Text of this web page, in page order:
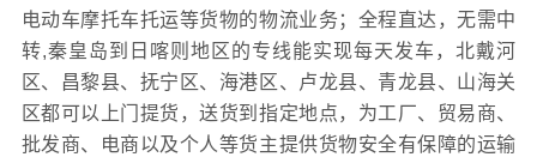
电动车摩托车托运等货物的物流业务；全程直达，无需中
转,秦皇岛到日喀则地区的专线能实现每天发车，北戴河
区、昌黎县、抚宁区、海港区、卢龙县、青龙县、山海关
区都可以上门提货，送货到指定地点，为工厂、贸易商、
批发商、电商以及个人等货主提供货物安全有保障的运输